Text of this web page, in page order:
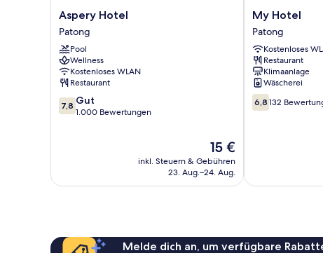
Aspery
Hotel
Patong
Aspery Hotel
Patong
Pool
Wellness
Kostenloses WLAN
Restaurant
7.8
von
7,8 Gut
1.000 Bewertungen
Der
Preis
beträgt
15 €
inkl. Steuern & Gebühren
23. Aug.–24. Aug.
My
Hotel
Patong
My Hotel
Patong
Kostenloses
Restaurant
Klimaanlage
Wäscherei
6.8
von
6,8 132
Melde dich an, um verfügbare